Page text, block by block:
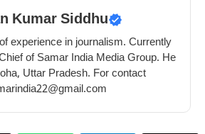
Kumar Siddhu
experience in journalism. Currently
of Samar India Media Group. He
Uttar Pradesh. For contact